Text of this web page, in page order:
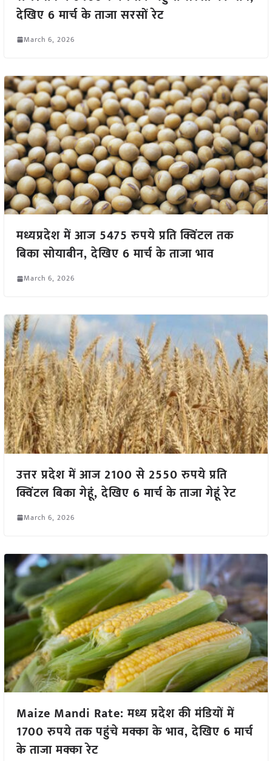
देखिए 6 मार्च के ताजा सरसों रेट
March 6, 2026
मध्यप्रदेश में आज 5475 रुपये प्रति क्विंटल तक
बिका सोयाबीन, देखिए 6 मार्च के ताजा भाव
March 6, 2026
उत्तर प्रदेश में आज 2100 से 2550 रुपये प्रति
क्विंटल बिका गेहूं, देखिए 6 मार्च के ताजा गेहूं रेट
March 6, 2026
Maize Mandi Rate: मध्य प्रदेश की मंडियों में
1700 रुपये तक पहुंचे मक्का के भाव, देखिए 6 मार्च
के ताजा मक्का रेट